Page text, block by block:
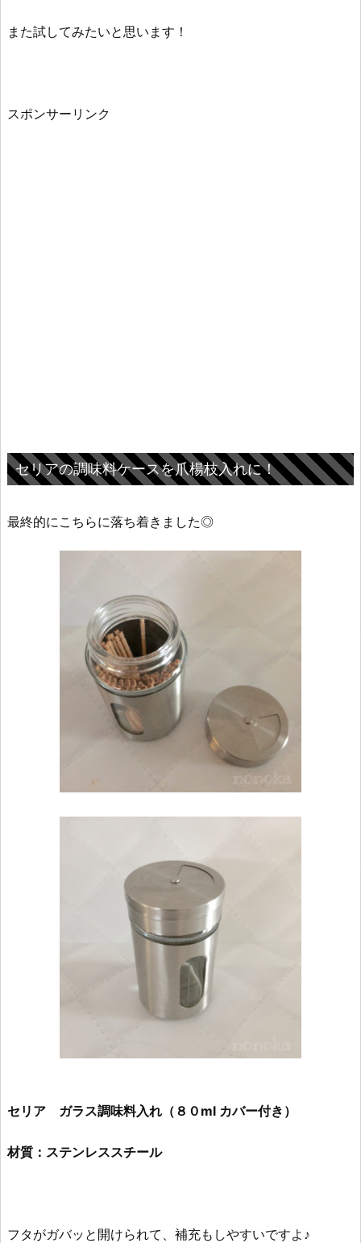
また試してみたいと思います！
スポンサーリンク
セリアの調味料ケースを爪楊枝入れに！
最終的にこちらに落ち着きました◎
セリア ガラス調味料入れ（８０ml カバー付き）
材質：ステンレススチール
フタがガバッと開けられて、補充もしやすいですよ♪